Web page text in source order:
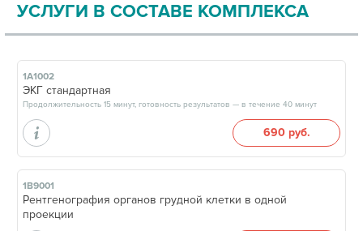
УСЛУГИ В СОСТАВЕ КОМПЛЕКСА
1А1002
ЭКГ стандартная
Продолжительность 15 минут, готовность результатов — в течение 40 минут
690 руб.
1В9001
Рентгенография органов грудной клетки в одной
проекции